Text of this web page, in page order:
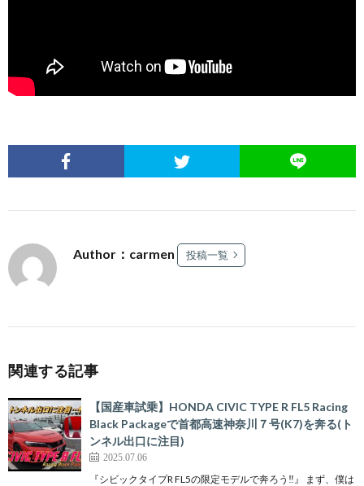
Author：carmen 投稿一覧
関連する記事
【国産車試乗】HONDA CIVIC TYPE R FL5 Racing
Black Packageで首都高速神奈川７号(K7)を奔る(ト
ンネル出口に注目)
2025.07.06
『シビックタイプR FL5の限定モデルで奔ろう‼』 まず、僕は